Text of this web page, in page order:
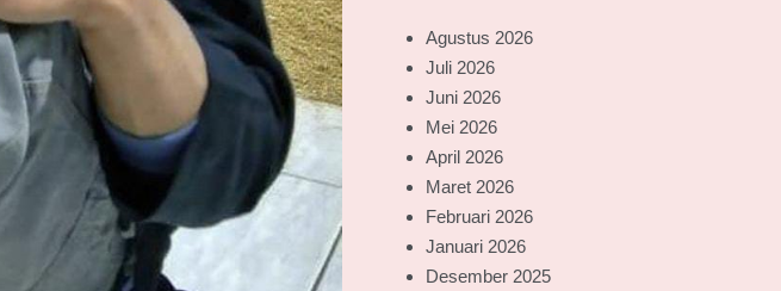
Agustus 2026
Juli 2026
Juni 2026
Mei 2026
April 2026
Maret 2026
Februari 2026
Januari 2026
Desember 2025